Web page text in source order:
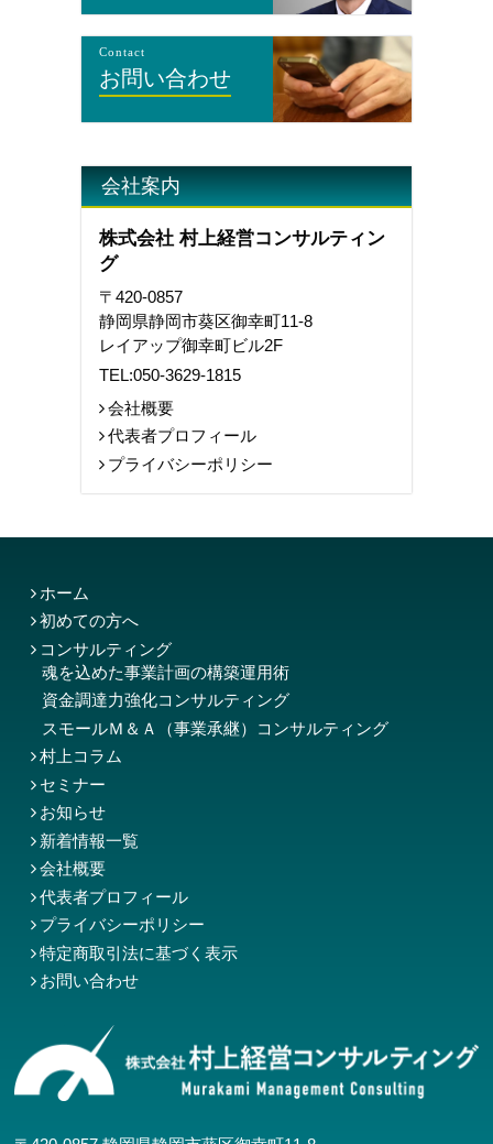
Contact
お問い合わせ
会社案内
株式会社 村上経営コンサルティン
グ
〒420-0857
静岡県静岡市葵区御幸町11-8
レイアップ御幸町ビル2F
TEL:050-3629-1815
会社概要
代表者プロフィール
プライバシーポリシー
ホーム
初めての方へ
コンサルティング
魂を込めた事業計画の構築運用術
資金調達力強化コンサルティング
スモールＭ＆Ａ（事業承継）コンサルティング
村上コラム
セミナー
お知らせ
新着情報一覧
会社概要
代表者プロフィール
プライバシーポリシー
特定商取引法に基づく表示
お問い合わせ